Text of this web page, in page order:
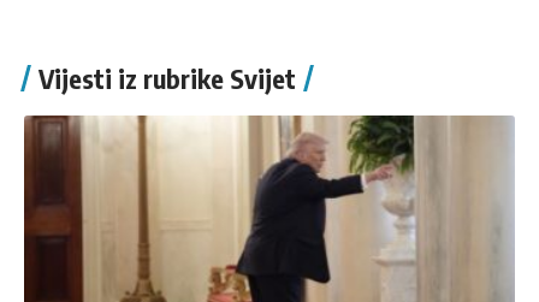
Vijesti iz rubrike Svijet